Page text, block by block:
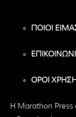
ΠΟΙΟΙ
ΟΡΟΙ
H Marathon Press